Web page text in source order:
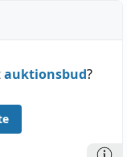
auktionsbud?